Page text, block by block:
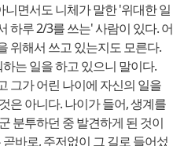
면서도 니체가 말한 '위대한 일
하루 2/3를 쓰는' 사람이 있다. 어
위해서 쓰고 있는지도 모른다.
는 일을 하고 있으니 말이다.
그가 어린 나이에 자신의 일을
은 아니다. 나이가 들어, 생계를
분투하던 중 발견하게 된 것이
곧바로, 주저없이 그 길로 들어섰